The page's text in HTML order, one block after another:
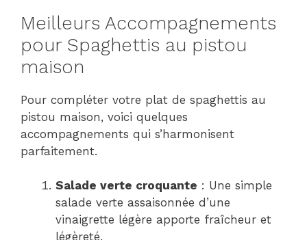
Meilleurs Accompagnements
pour Spaghettis au pistou
maison
Pour compléter votre plat de spaghettis au
pistou maison, voici quelques
accompagnements qui s’harmonisent
parfaitement.
Salade verte croquante : Une simple
salade verte assaisonnée d’une
vinaigrette légère apporte fraîcheur et
légèreté.